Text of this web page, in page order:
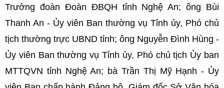
Trưởng đoàn Đoàn ĐBQH tỉnh Nghệ An; ông Bùi
Thanh An - Ủy viên Ban thường vụ Tỉnh ủy, Phó chủ
tịch thường trực UBND tỉnh; ông Nguyễn Đình Hùng -
Ủy viên Ban thường vụ Tỉnh ủy, Phó chủ tịch Ủy ban
MTTQVN tỉnh Nghệ An; bà Trần Thị Mỹ Hạnh - Ủy